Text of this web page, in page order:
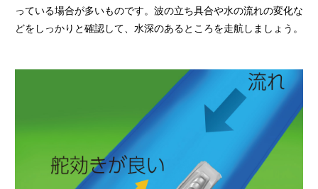
っている場合が多いものです。波の立ち具合や水の流れの変化な
どをしっかりと確認して、水深のあるところを走航しましょう。